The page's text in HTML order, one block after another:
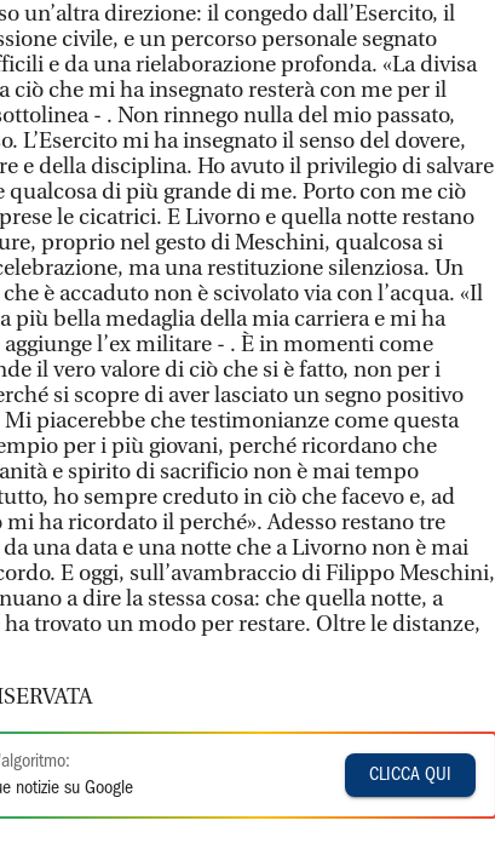
un’altra direzione: il congedo dall’Esercito, il
civile, e un percorso personale segnato
e da una rielaborazione profonda. «La divisa
ciò che mi ha insegnato resterà con me per il
- . Non rinnego nulla del mio passato,
L’Esercito mi ha insegnato il senso del dovere,
e della disciplina. Ho avuto il privilegio di salvare
qualcosa di più grande di me. Porto con me ciò
le cicatrici. E Livorno e quella notte restano
proprio nel gesto di Meschini, qualcosa si
ma una restituzione silenziosa. Un
è accaduto non è scivolato via con l’acqua. «Il
più bella medaglia della mia carriera e mi ha
l’ex militare - . È in momenti come
il vero valore di ciò che si è fatto, non per i
si scopre di aver lasciato un segno positivo
piacerebbe che testimonianze come questa
per i più giovani, perché ricordano che
e spirito di sacrificio non è mai tempo
ho sempre creduto in ciò che facevo e, ad
ha ricordato il perché». Adesso restano tre
una data e una notte che a Livorno non è mai
E oggi, sull’avambraccio di Filippo Meschini,
a dire la stessa cosa: che quella notte, a
trovato un modo per restare. Oltre le distanze,
notizie su Google
CLICCA QUI